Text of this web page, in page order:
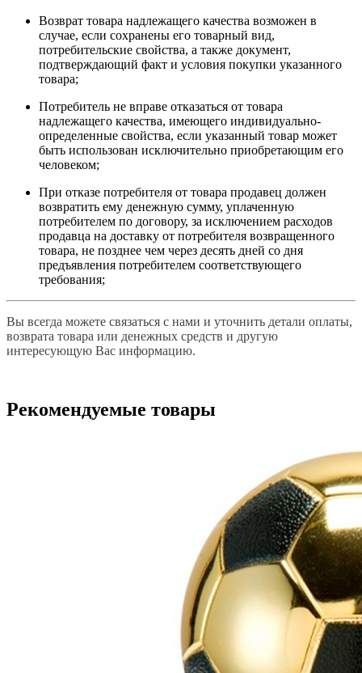
Возврат товара надлежащего качества возможен в
случае, если сохранены его товарный вид,
потребительские свойства, а также документ,
подтверждающий факт и условия покупки указанного
товара;
Потребитель не вправе отказаться от товара
надлежащего качества, имеющего индивидуально-
определенные свойства, если указанный товар может
быть использован исключительно приобретающим его
человеком;
При отказе потребителя от товара продавец должен
возвратить ему денежную сумму, уплаченную
потребителем по договору, за исключением расходов
продавца на доставку от потребителя возвращенного
товара, не позднее чем через десять дней со дня
предъявления потребителем соответствующего
требования;
Вы всегда можете связаться с нами и уточнить детали оплаты,
возврата товара или денежных средств и другую
интересующую Вас информацию.
Рекомендуемые товары